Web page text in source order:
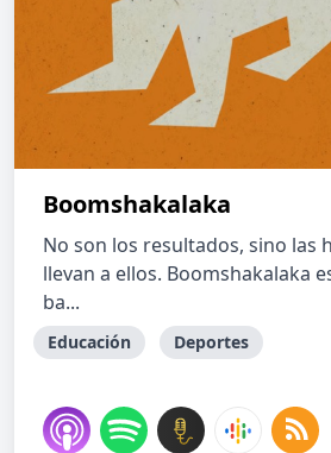
Boomshakalaka
No son los resultados, sino las
llevan a ellos. Boomshakalaka
ba...
Educación Deportes